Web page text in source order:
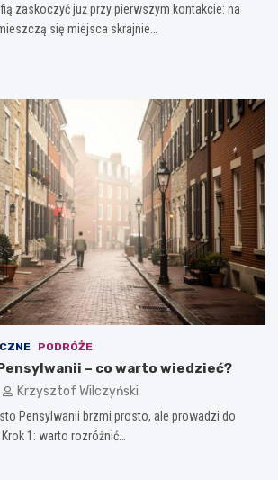
zaskoczyć już przy pierwszym kontakcie: na
się miejsca skrajnie…
PODRÓŻE
– co warto wiedzieć?
Krzysztof Wilczyński
Pensylwanii brzmi prosto, ale prowadzi do
1: warto rozróżnić…